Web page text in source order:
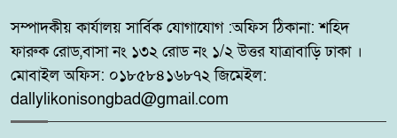
প্রাইভেট কার আটকসহ আটক -৩
গঙ্গাচড়ায় সংবাদ প্রকাশের প্রতিবাদে
বিএনপি নেতার সংবাদ সম্মেলন
৮
সম্পাদকীয় কার্যালয় সার্বিক যোগাযোগ :অফিস ঠিকানা: শহিদ
ফারুক রোড,বাসা নং ১৩২ রোড নং ১/২ উত্তর যাত্রাবাড়ি ঢাকা ।
মোবাইল অফিস: ০১৮৫৮৪১৬৮৭২ জিমেইল:
dallylikonisongbad@gmail.com